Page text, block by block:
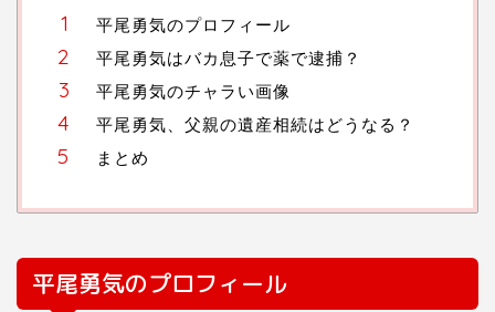
平尾勇気のプロフィール
平尾勇気はバカ息子で薬で逮捕？
平尾勇気のチャラい画像
平尾勇気、父親の遺産相続はどうなる？
まとめ
平尾勇気のプロフィール